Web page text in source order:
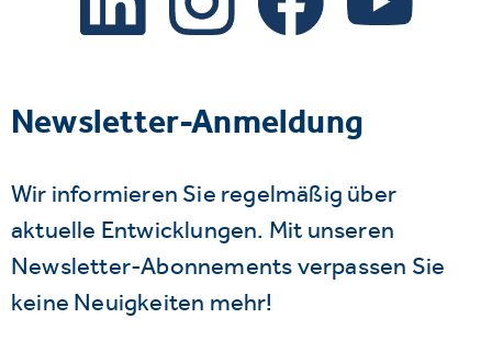
Newsletter-Anmeldung
Wir informieren Sie regelmäßig über
aktuelle Entwicklungen. Mit unseren
Newsletter-Abonnements verpassen Sie
keine Neuigkeiten mehr!